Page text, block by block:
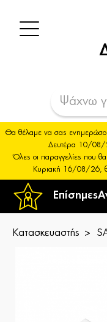
Επίσημες
Θα θέλαμε να σας
Δευτέρα 10/08/
Όλες οι παραγγελίες που
Κυριακή 16/08/26,
Κατασκευαστής